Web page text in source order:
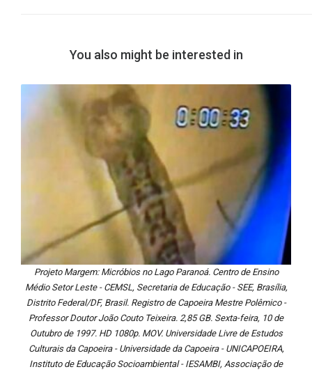
You also might be interested in
Projeto Margem: Micróbios no Lago Paranoá. Centro de Ensino
Médio Setor Leste - CEMSL, Secretaria de Educação - SEE, Brasília,
Distrito Federal/DF, Brasil. Registro de Capoeira Mestre Polêmico -
Professor Doutor João Couto Teixeira. 2,85 GB. Sexta-feira, 10 de
Outubro de 1997. HD 1080p. MOV. Universidade Livre de Estudos
Culturais da Capoeira - Universidade da Capoeira - UNICAPOEIRA,
Instituto de Educação Socioambiental - IESAMBI, Associação de